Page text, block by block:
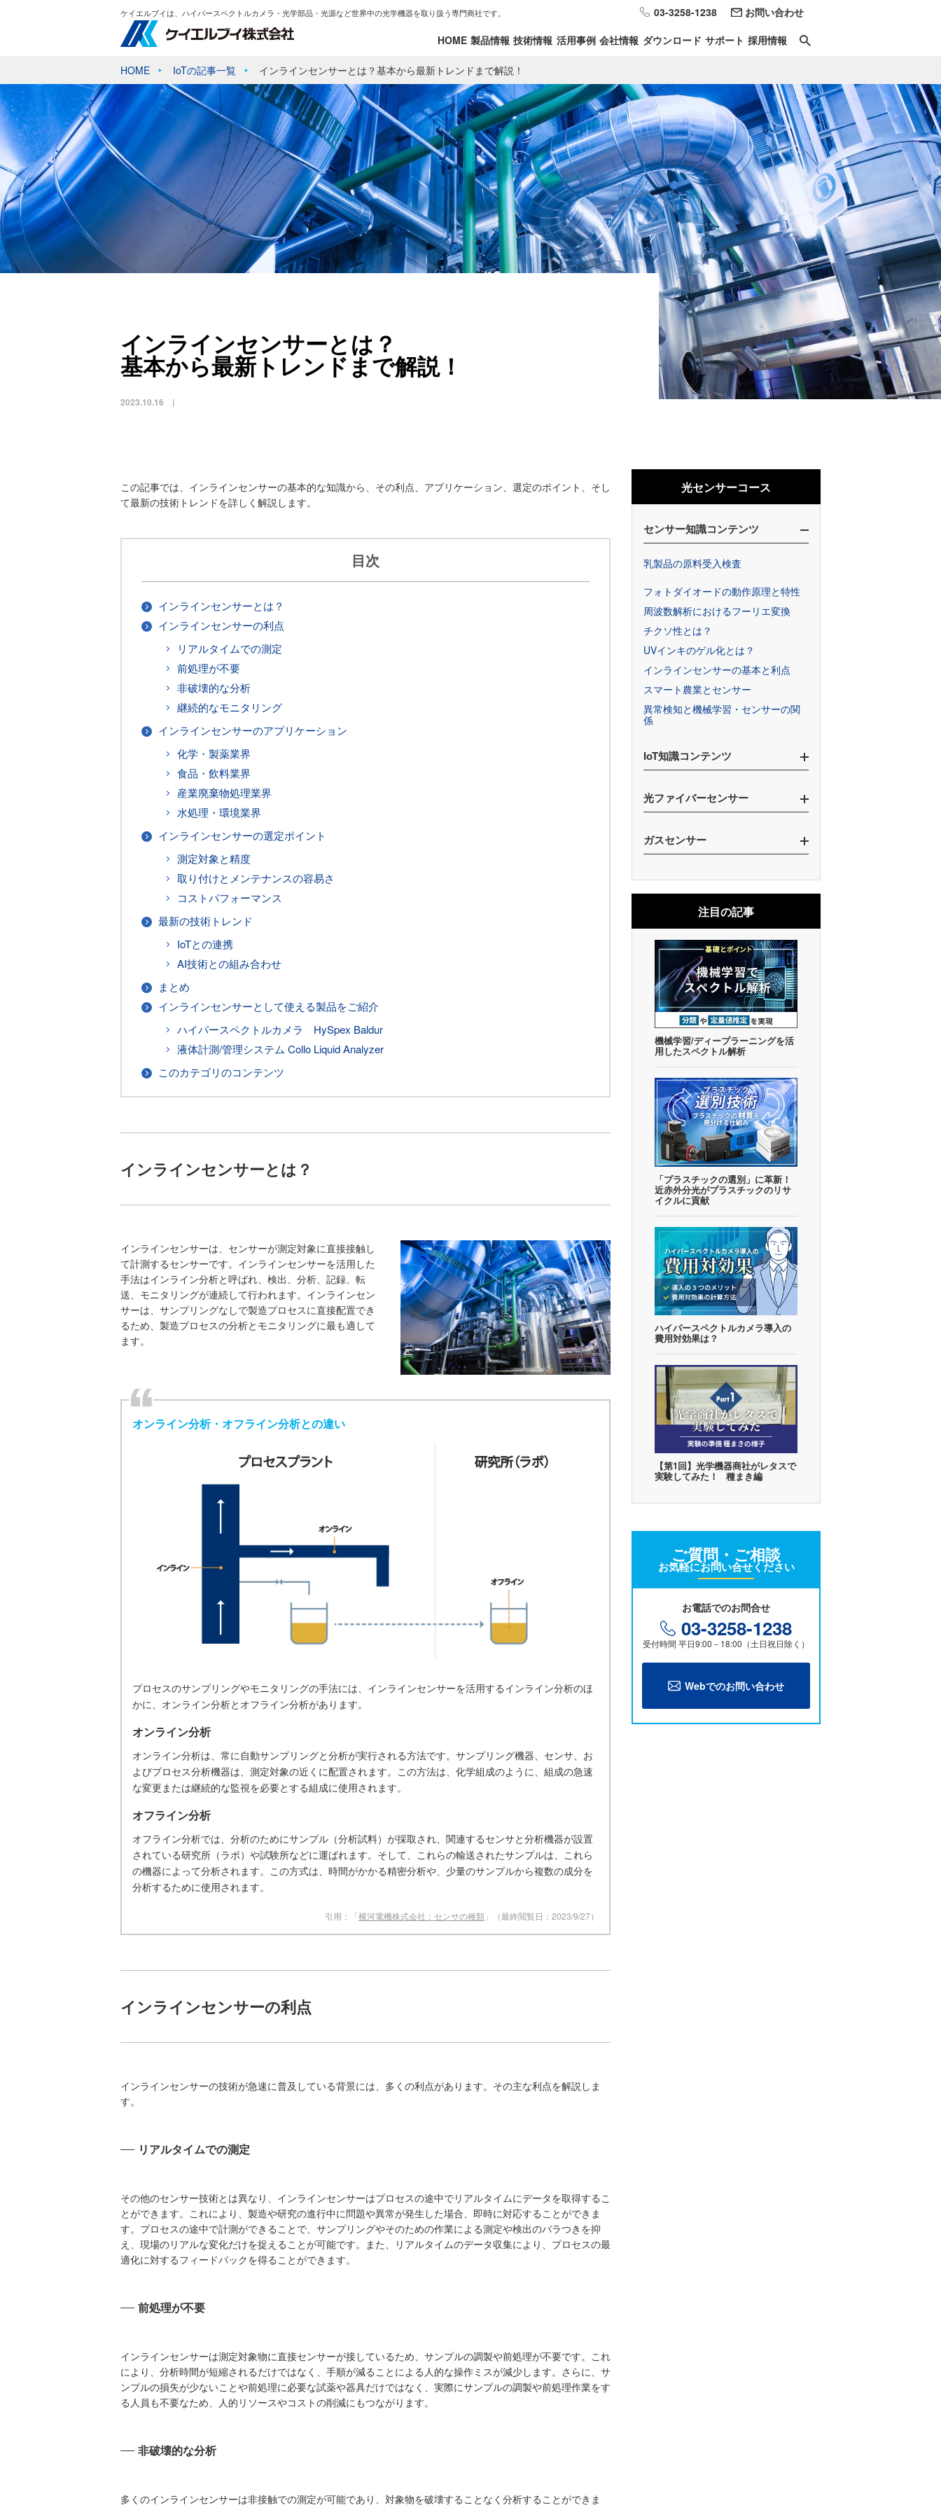
ケイエルブイは、ハイパースペクトルカメラ・光学部品・光源など世界中の光学機器を取り扱う専門商社です。 03-3258-1238
お問い合わせ
HOME 製品情報 技術情報 活用事例 会社情報 ダウンロード サポート 採用情報
HOME IoTの記事一覧 インラインセンサーとは？基本から最新トレンドまで解説！
インラインセンサーとは？
基本から最新トレンドまで解説！
2023.10.16 |
この記事では、インラインセンサーの基本的な知識から、その利点、アプリケーション、選定のポイント、そし
て最新の技術トレンドを詳しく解説します。
目次
インラインセンサーとは？
インラインセンサーの利点
リアルタイムでの測定
前処理が不要
非破壊的な分析
継続的なモニタリング
インラインセンサーのアプリケーション
化学・製薬業界
食品・飲料業界
産業廃棄物処理業界
水処理・環境業界
インラインセンサーの選定ポイント
測定対象と精度
取り付けとメンテナンスの容易さ
コストパフォーマンス
最新の技術トレンド
IoTとの連携
AI技術との組み合わせ
まとめ
インラインセンサーとして使える製品をご紹介
ハイパースペクトルカメラ HySpex Baldur
液体計測/管理システム Collo Liquid Analyzer
このカテゴリのコンテンツ
インラインセンサーとは？
インラインセンサーは、センサーが測定対象に直接接触し
て計測するセンサーです。インラインセンサーを活用した
手法はインライン分析と呼ばれ、検出、分析、記録、転
送、モニタリングが連続して行われます。インラインセン
サーは、サンプリングなしで製造プロセスに直接配置でき
るため、製造プロセスの分析とモニタリングに最も適して
ます。
オンライン分析・オフライン分析との違い
プロセスのサンプリングやモニタリングの手法には、インラインセンサーを活用するインライン分析のほ
かに、オンライン分析とオフライン分析があります。
オンライン分析
オンライン分析は、常に自動サンプリングと分析が実行される方法です。サンプリング機器、センサ、お
よびプロセス分析機器は、測定対象の近くに配置されます。この方法は、化学組成のように、組成の急速
な変更または継続的な監視を必要とする組成に使用されます。
オフライン分析
オフライン分析では、分析のためにサンプル（分析試料）が採取され、関連するセンサと分析機器が設置
されている研究所（ラボ）や試験所などに運ばれます。そして、これらの輸送されたサンプルは、これら
の機器によって分析されます。この方式は、時間がかかる精密分析や、少量のサンプルから複数の成分を
分析するために使用されます。
引用：「横河電機株式会社：センサの種類 」（最終閲覧日：2023/9/27）
インラインセンサーの利点
インラインセンサーの技術が急速に普及している背景には、多くの利点があります。その主な利点を解説しま
す。
リアルタイムでの測定
その他のセンサー技術とは異なり、インラインセンサーはプロセスの途中でリアルタイムにデータを取得するこ
とができます。これにより、製造や研究の進行中に問題や異常が発生した場合、即時に対応することができま
す。プロセスの途中で計測ができることで、サンプリングやそのための作業による測定や検出のバラつきを抑
え、現場のリアルな変化だけを捉えることが可能です。また、リアルタイムのデータ収集により、プロセスの最
適化に対するフィードバックを得ることができます。
前処理が不要
インラインセンサーは測定対象物に直接センサーが接しているため、サンプルの調製や前処理が不要です。これ
により、分析時間が短縮されるだけではなく、手順が減ることによる人的な操作ミスが減少します。さらに、サ
ンプルの損失が少ないことや前処理に必要な試薬や器具だけではなく、実際にサンプルの調製や前処理作業をす
る人員も不要なため、人的リソースやコストの削減にもつながります。
非破壊的な分析
多くのインラインセンサーは非接触での測定が可能であり、対象物を破壊することなく分析することができま
光センサーコース
センサー知識コンテンツ
乳製品の原料受入検査
フォトダイオードの動作原理と特性
周波数解析におけるフーリエ変換
チクソ性とは？
UVインキのゲル化とは？
インラインセンサーの基本と利点
スマート農業とセンサー
異常検知と機械学習・センサーの関
係
IoT知識コンテンツ
IoTと遠赤外センサー
安価に始めるIoT
IoTがもたらす変化
IoTと医療・ヘルスケア
IoT×AIによる新たなビジネス
IoTの基本
IoTデバイスの存在意義
光ファイバーセンサー
光ファイバーセンサーとは
び方
光ファイバセンシングの種類と事例
FBGセンサーと他センサーの比較
FBGセンサーとは
光ファイバーの種類
遠隔歪み監視システムの構築方法
電動自動車でのサーマルマネジメン
構造ヘルスモニタリングの事例
アーク溶接の品質検査
過酷環境下での異常検知
電力設備におけるIoT
ガスセンサー
地球温暖化対策のメタンガス削減
ガスセンサーの種類
ガスセンサーの選び方
注目の記事
機械学習/ディープラーニングを活
用したスペクトル解析
「プラスチックの選別」に革新！
近赤外分光がプラスチックのリサ
イクルに貢献
ハイパースペクトルカメラ導入の
費用対効果は？
【第1回】光学機器商社がレタスで
実験してみた！ 種まき編
ご質問・ご相談
お気軽にお問い合せください
お電話でのお問合せ
03-3258-1238
受付時間 平日9:00－18:00（土日祝日除く）
Webでのお問い合わせ